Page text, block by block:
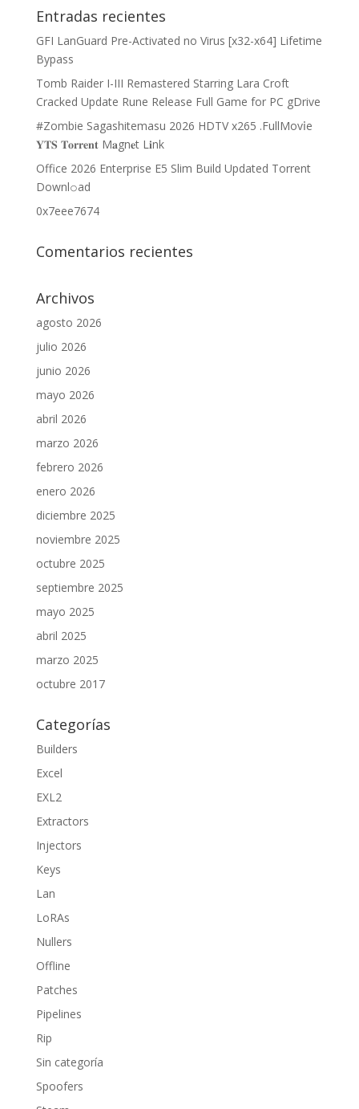
Entradas recientes
GFI LanGuard Pre-Activated no Virus [x32-x64] Lifetime
Bypass
Tomb Raider I-III Remastered Starring Lara Croft
Cracked Update Rune Release Full Game for PC gDrive
#Zombie Sagashitemasu 2026 HDTV x265 .FullMov𝗂e
𝐘𝐓𝐒 𝐓𝐨𝐫𝐫𝐞𝐧𝐭 M𝐚gn𝐞t L𝐢nk
Office 2026 Enterprise E5 Slim Build Updated Torrent
Downl𝚘аd
0x7eee7674
Comentarios recientes
Archivos
agosto 2026
julio 2026
junio 2026
mayo 2026
abril 2026
marzo 2026
febrero 2026
enero 2026
diciembre 2025
noviembre 2025
octubre 2025
septiembre 2025
mayo 2025
abril 2025
marzo 2025
octubre 2017
Categorías
Builders
Excel
EXL2
Extractors
Injectors
Keys
Lan
LoRAs
Nullers
Offline
Patches
Pipelines
Rip
Sin categoría
Spoofers